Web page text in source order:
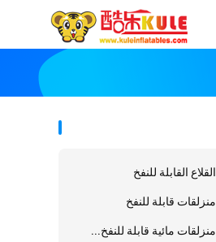
القلاع القابلة للنفخ
منزلقات قابلة للنفخ
منزلقات مائية قابلة للنفخ...